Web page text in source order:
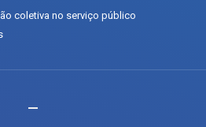
coletiva no serviço público